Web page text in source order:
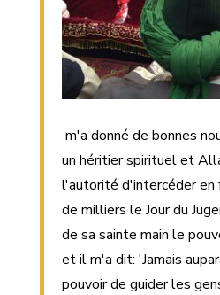
m'a donné de bonnes
un héritier spirituel et
l'autorité d'intercéder en
de milliers le Jour du
de sa sainte main le
et il m'a dit: 'Jamais
pouvoir de guider les